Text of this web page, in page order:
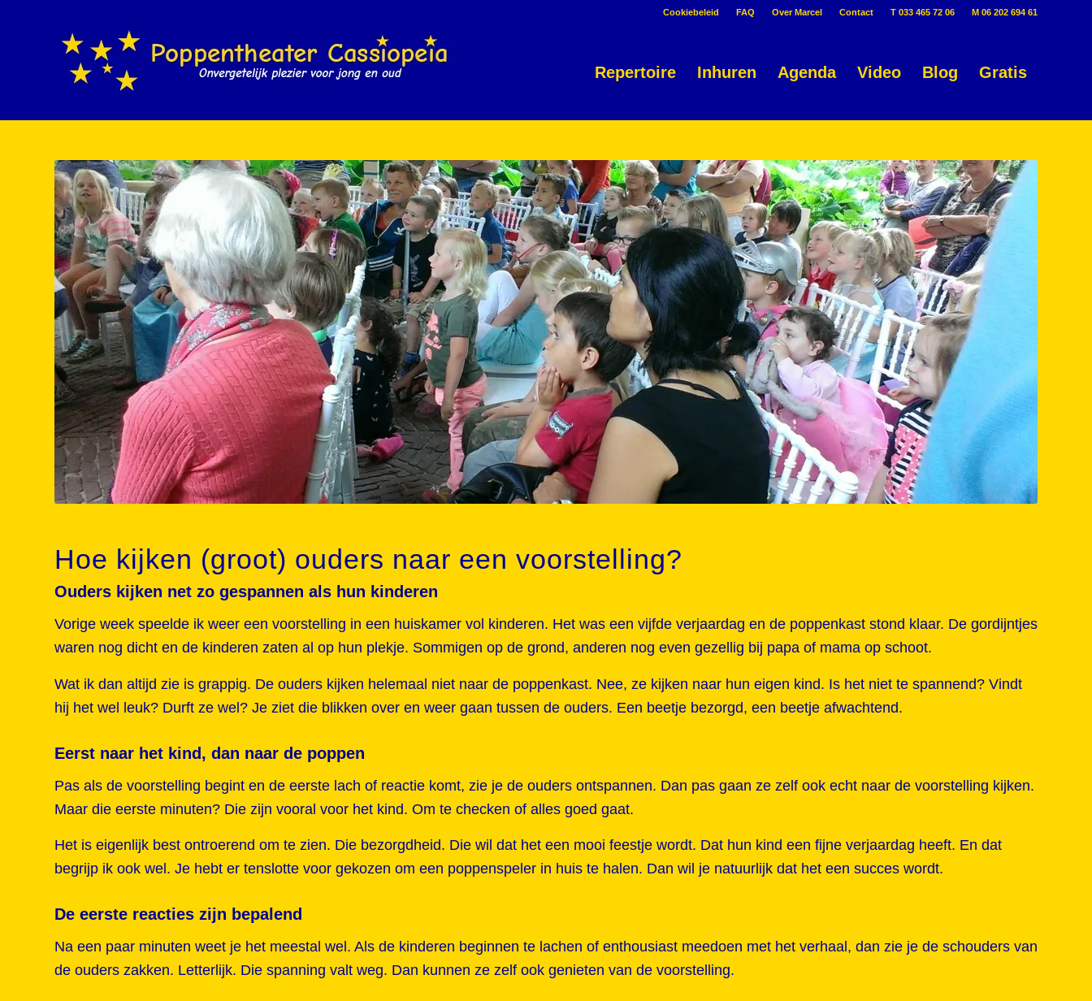
Cookiebeleid FAQ Over Marcel Contact T 033 465 72 06 M 06 202 694 61
Repertoire Inhuren Agenda Video Blog Gratis
Hoe kijken (groot) ouders naar een voorstelling?
Ouders kijken net zo gespannen als hun kinderen
Vorige week speelde ik weer een voorstelling in een huiskamer vol kinderen. Het was een vijfde verjaardag en de poppenkast stond klaar. De gordijntjes
waren nog dicht en de kinderen zaten al op hun plekje. Sommigen op de grond, anderen nog even gezellig bij papa of mama op schoot.
Wat ik dan altijd zie is grappig. De ouders kijken helemaal niet naar de poppenkast. Nee, ze kijken naar hun eigen kind. Is het niet te spannend? Vindt
hij het wel leuk? Durft ze wel? Je ziet die blikken over en weer gaan tussen de ouders. Een beetje bezorgd, een beetje afwachtend.
Eerst naar het kind, dan naar de poppen
Pas als de voorstelling begint en de eerste lach of reactie komt, zie je de ouders ontspannen. Dan pas gaan ze zelf ook echt naar de voorstelling kijken.
Maar die eerste minuten? Die zijn vooral voor het kind. Om te checken of alles goed gaat.
Het is eigenlijk best ontroerend om te zien. Die bezorgdheid. Die wil dat het een mooi feestje wordt. Dat hun kind een fijne verjaardag heeft. En dat
begrijp ik ook wel. Je hebt er tenslotte voor gekozen om een poppenspeler in huis te halen. Dan wil je natuurlijk dat het een succes wordt.
De eerste reacties zijn bepalend
Na een paar minuten weet je het meestal wel. Als de kinderen beginnen te lachen of enthousiast meedoen met het verhaal, dan zie je de schouders van
de ouders zakken. Letterlijk. Die spanning valt weg. Dan kunnen ze zelf ook genieten van de voorstelling.